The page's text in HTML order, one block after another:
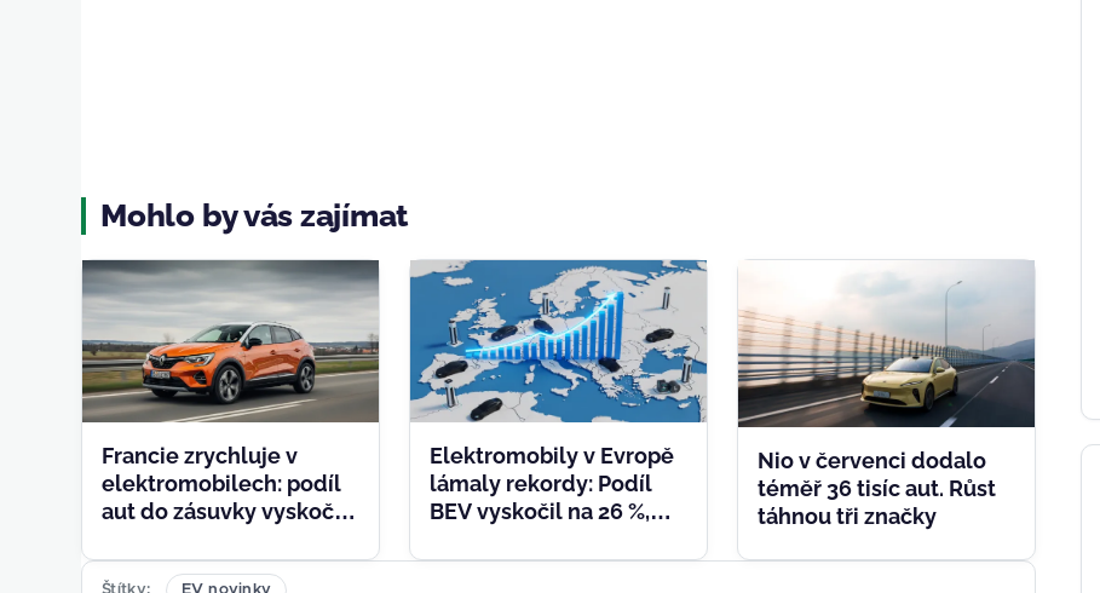
Mohlo by vás zajímat
Francie zrychluje v
elektromobilech: podíl
aut do zásuvky vyskočil
Renault
Elektromobily v Evropě
lámaly rekordy: Podíl
BEV vyskočil na 26 %,
procentům
Nio v červenci dodalo
téměř 36 tisíc aut. Růst
táhnou tři značky
Štítky EV novinky